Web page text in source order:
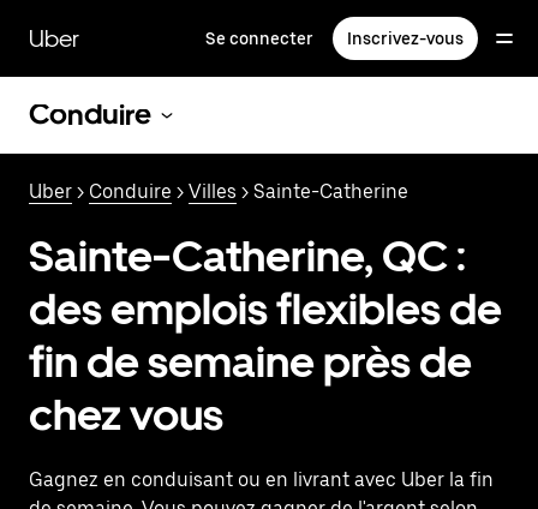
contenu
principal
Uber Se connecter Inscrivez-vous
Conduire
Uber > Conduire > Villes > Sainte-Catherine
Sainte-Catherine, QC :
des emplois flexibles de
fin de semaine près de
chez vous
Gagnez en conduisant ou en livrant avec Uber la fin